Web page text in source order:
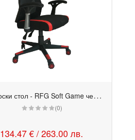
Г
еймърски стол - RFG Soft Game черен-червен
(0)
134.47 € / 263.00 лв.